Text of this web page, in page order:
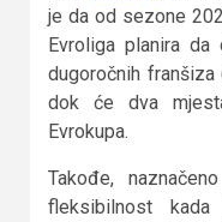
je da od sezone
Evroliga planira da
dugoročnih franšiza
dok će dva
Evrokupa.
Takođe,
fleksibilnost